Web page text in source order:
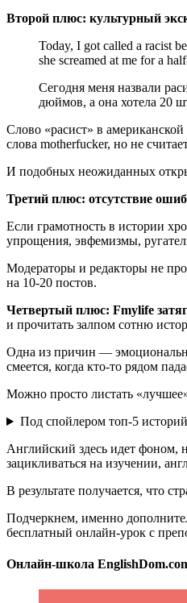
Второй плюс: культурный
Today, I got called a racist
she screamed at me for a
Сегодня меня назвали
дюймов, а она хотела 20
Слово «расист» в
слова motherfucker, но не
И подобных неожиданных
Третий плюс: отсутствие
Если грамотность в истории
упрощения, эвфемизмы,
Модераторы и редакторы не
на 10-20 постов.
Четвертый плюс: Fmylife
и прочитать залпом сотню
Одна из причин —
смеется, когда кто-то рядом
Можно просто листать
Под спойлером топ-5 историй
Английский здесь идет
зацикливаться на изучении,
В результате получается, что
Подчеркнем, именно
бесплатный онлайн-урок с
Онлайн-школа